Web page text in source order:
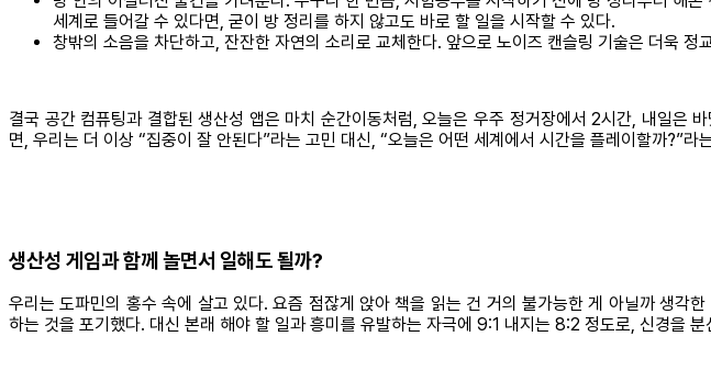
세계로 들어갈 수 있다면, 굳이 방 정리를 하지 않고도 바로 할 일을 시작할 수 있다.
창밖의 소음을 차단하고, 잔잔한 자연의 소리로 교체한다. 앞으로 노이즈 캔슬링 기술은 더욱
결국 공간 컴퓨팅과 결합된 생산성 앱은 마치 순간이동처럼, 오늘은 우주 정거장에서 2시간, 내일은
면, 우리는 더 이상 “집중이 잘 안된다”라는 고민 대신, “오늘은 어떤 세계에서 시간을 플레이할까?”라
생산성 게임과 함께 놀면서 일해도 될까?
우리는 도파민의 홍수 속에 살고 있다. 요즘 점잖게 앉아 책을 읽는 건 거의 불가능한 게 아닐까 생각
하는 것을 포기했다. 대신 본래 해야 할 일과 흥미를 유발하는 자극에 9:1 내지는 8:2 정도로, 신경을